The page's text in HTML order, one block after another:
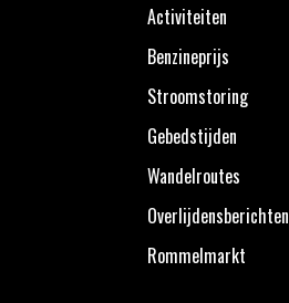
Activiteiten
Benzineprijs
Stroomstoring
Gebedstijden
Wandelroutes
Overlijdensberichten
Rommelmarkt